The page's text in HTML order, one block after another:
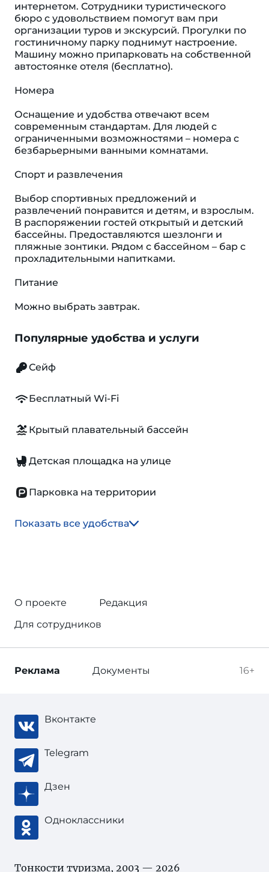
интернетом. Сотрудники туристического
бюро с удовольствием помогут вам при
организации туров и экскурсий. Прогулки по
гостиничному парку поднимут настроение.
Машину можно припарковать на собственной
автостоянке отеля (бесплатно).
Номера
Оснащение и удобства отвечают всем
современным стандартам. Для людей с
ограниченными возможностями – номера с
безбарьерными ванными комнатами.
Спорт и развлечения
Выбор спортивных предложений и
развлечений понравится и детям, и взрослым.
В распоряжении гостей открытый и детский
бассейны. Предоставляются шезлонги и
пляжные зонтики. Рядом с бассейном – бар с
прохладительными напитками.
Питание
Можно выбрать завтрак.
Популярные удобства и услуги
Сейф
Бесплатный Wi-Fi
Крытый плавательный бассейн
Детская площадка на улице
Парковка на территории
Показать все удобства
О проекте
Редакция
Для сотрудников
16+
Реклама Документы
Вконтакте
Telegram
Дзен
Одноклассники
Тонкости туризма, 2003 — 2026